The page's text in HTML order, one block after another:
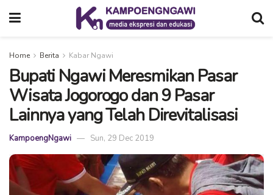
Home Berita Kabar Ngawi
Bupati Ngawi Meresmikan Pasar
Wisata Jogorogo dan 9 Pasar
Lainnya yang Telah Direvitalisasi
KampoengNgawi Sun, 29 Dec 2019